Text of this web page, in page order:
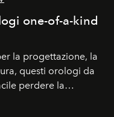
one-of-a-kind
la progettazione, la
questi orologi da
perdere la